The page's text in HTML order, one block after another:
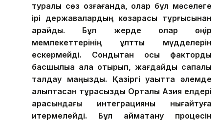
туралы сөз қозғағанда, олар бұл мәселеге
ірі державалардың көзқарасы тұрғысынан
қарайды. Бұл жерде олар өңір
мемлекеттерінің ұлттық мүдделерін
ескермейді. Сондықтан осы факторды
басшылыққа ала отырып, жағдайды сапалы
талдау маңызды. Қазіргі уақытта әлемде
қалыптасқан тұрақсыздық Орталық Азия елдері
арасындағы интеграцияны нығайтуға
итермелейді. Бұл аймақтану процесін